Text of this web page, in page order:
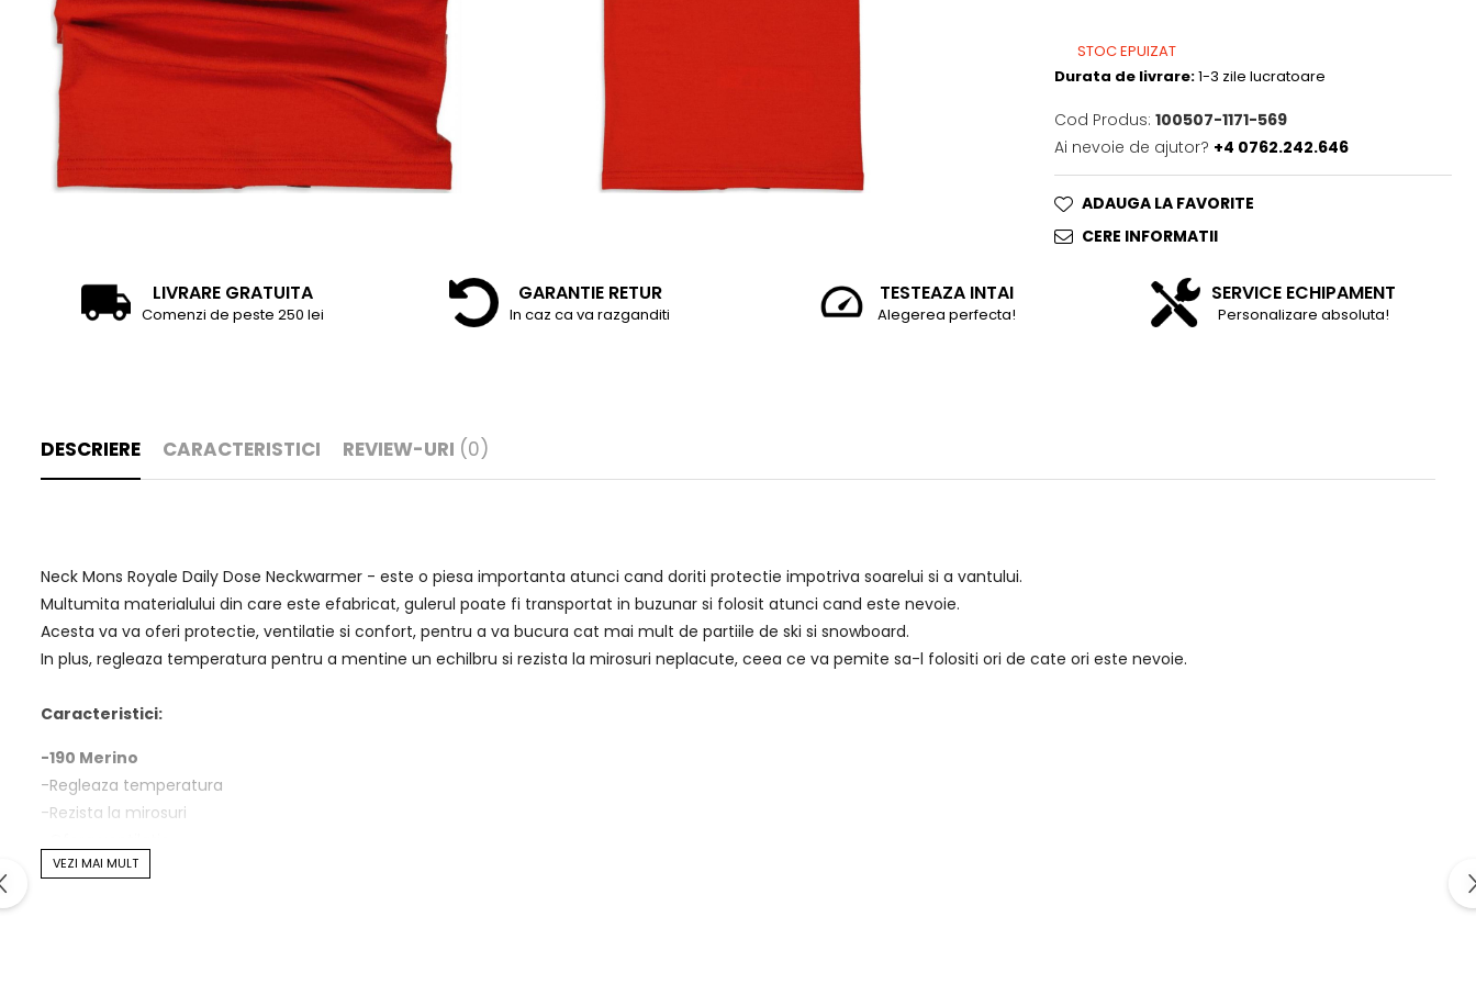
Pantaloni outdoor
Sosete Outdoor
Curele
Sepci
STOC EPUIZAT
Durata de livrare:1-3 zile lucratoare
Cod Produs: 100507-1171-569
Ai nevoie de ajutor? +4 0762.242.646
ADAUGA LA FAVORITE
CERE INFORMATII
LIVRARE GRATUITA
Comenzi de peste 250 lei
GARANTIE RETUR
In caz ca va razganditi
TESTEAZA INTAI
Alegerea perfecta!
SERVICE ECHIPAMENT
Personalizare absoluta!
DESCRIERE CARACTERISTICI REVIEW-URI (0)
Neck Mons Royale Daily Dose Neckwarmer - este o piesa importanta atunci cand doriti protectie impotriva soarelui si a vantului.
Multumita materialului din care este efabricat, gulerul poate fi transportat in buzunar si folosit atunci cand este nevoie.
Acesta va va oferi protectie, ventilatie si confort, pentru a va bucura cat mai mult de partiile de ski si snowboard.
In plus, regleaza temperatura pentru a mentine un echilbru si rezista la mirosuri neplacute, ceea ce va pemite sa-l folositi ori de cate ori este nevoie.
Caracteristici:
-190 Merino
-Regleaza temperatura
-Rezista la mirosuri
-Ofera caldura
VEZI MAI MULT